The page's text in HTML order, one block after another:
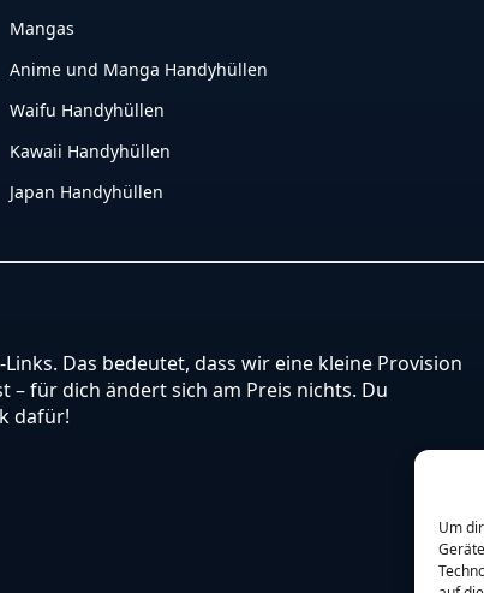
Um
Mangas
Anime und Manga Handyhüllen
Waifu Handyhüllen
Kawaii Handyhüllen
Japan Handyhüllen
Das bedeutet, dass wir eine kleine Provision
für dich ändert sich am Preis nichts. Du
dafür!